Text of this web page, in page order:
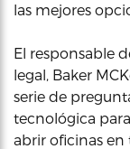
las mejores
El responsable
legal, Baker
serie de
tecnológica
abrir oficinas en